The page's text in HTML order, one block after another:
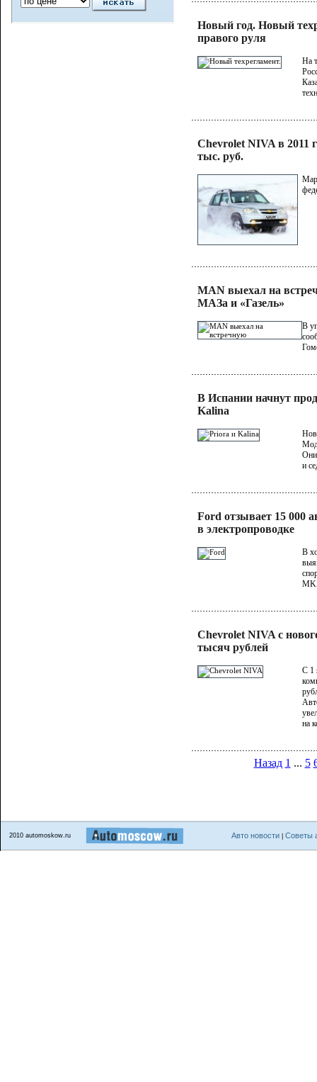
Новый год. Новый
правого руля
На
Chevrolet NIVA в 2011
тыс. руб.
MAN выехал на
МАЗа и «Газель»
В
В Испании начнут
Kalina
Они
и
Ford отзывает 15 000
в электропроводке
В
Chevrolet NIVA с
тысяч рублей
С 1
на
Назад 1 ... 5
2010 automoskow.ru Авто новости| Советы